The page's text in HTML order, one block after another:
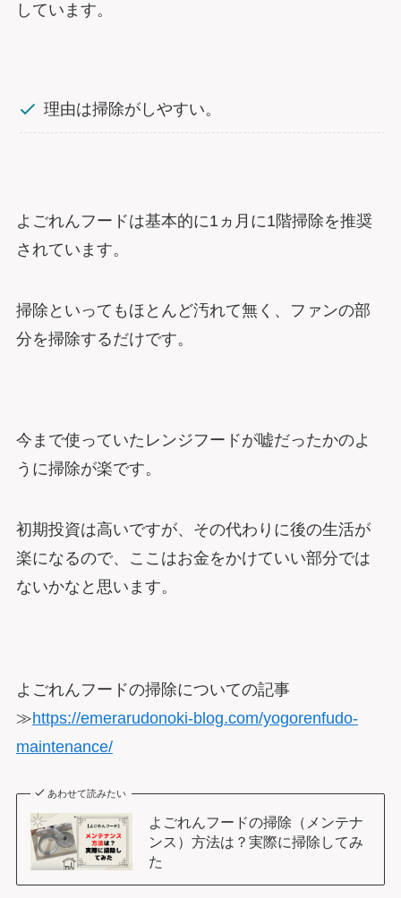
しています。
理由は掃除がしやすい。
よごれんフードは基本的に1ヵ月に1階掃除を推奨
されています。
掃除といってもほとんど汚れて無く、ファンの部
分を掃除するだけです。
今まで使っていたレンジフードが嘘だったかのよ
うに掃除が楽です。
初期投資は高いですが、その代わりに後の生活が
楽になるので、ここはお金をかけていい部分では
ないかなと思います。
よごれんフードの掃除についての記事
≫https://emerarudonoki-blog.com/yogorenfudo-
maintenance/
あわせて読みたい
よごれんフードの掃除（メンテナ
ンス）方法は？実際に掃除してみ
た